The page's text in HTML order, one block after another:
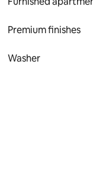
Premium finishes
Washer